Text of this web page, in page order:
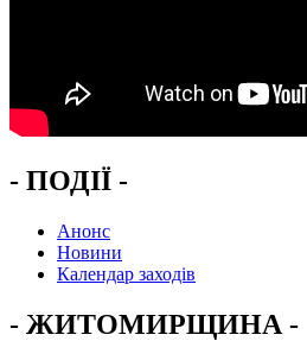
- ПОДІЇ -
Анонс
Новини
Календар заходів
- ЖИТОМИРЩИНА -